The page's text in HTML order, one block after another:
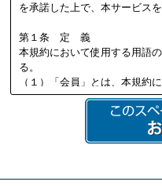
を承諾した上で、本サービス
第１条 定 義
本規約において使用する用語
る。
（１）「会員」とは、本規約
定する必要書類を提供し、当
員資格を付与され会員登録を
（２）「本サイト」とは、会
本サービス専用のWEBサイ